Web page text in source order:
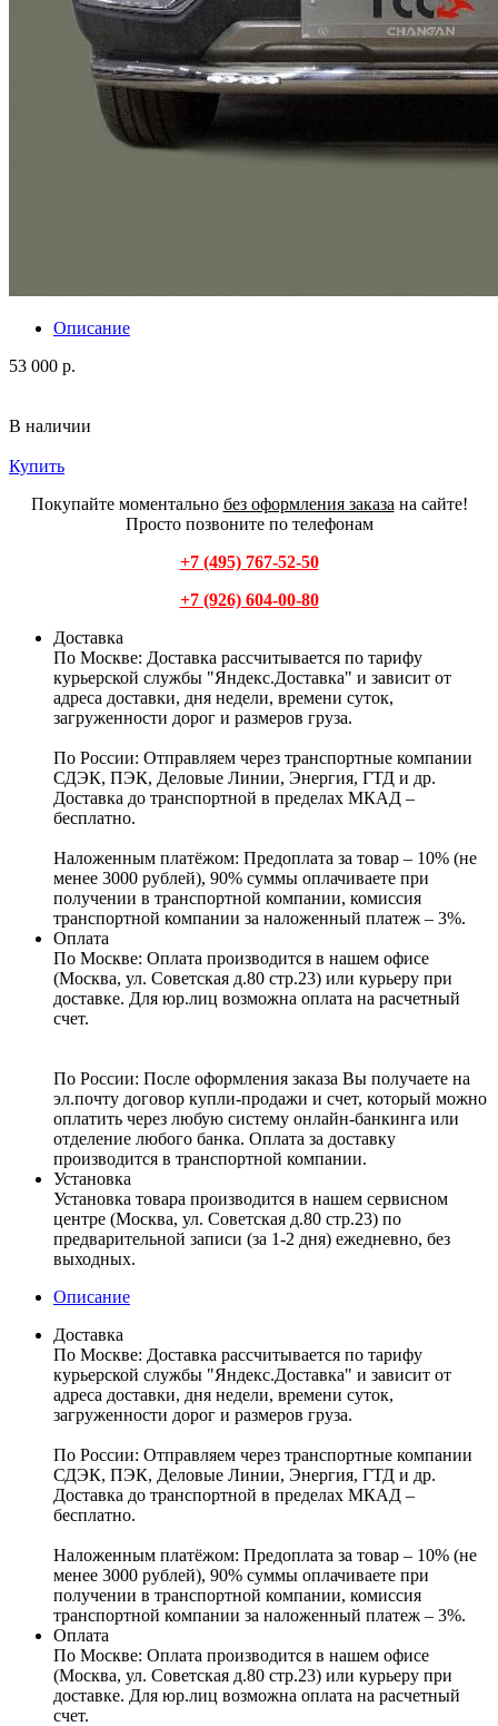
Описание
53 000 р.
В наличии
Купить
Покупайте моментально без оформления заказа на сайте!
Просто позвоните по телефонам
+7 (495) 767-52-50
+7 (926) 604-00-80
Доставка
По Москве: Доставка рассчитывается по тарифу
курьерской службы "Яндекс.Доставка" и зависит от
адреса доставки, дня недели, времени суток,
загруженности дорог и размеров груза.
По России: Отправляем через транспортные компании
СДЭК, ПЭК, Деловые Линии, Энергия, ГТД и др.
Доставка до транспортной в пределах МКАД –
бесплатно.
Наложенным платёжом: Предоплата за товар – 10% (не
менее 3000 рублей), 90% суммы оплачиваете при
получении в транспортной компании, комиссия
транспортной компании за наложенный платеж – 3%.
Оплата
По Москве: Оплата производится в нашем офисе
(Москва, ул. Советская д.80 стр.23) или курьеру при
доставке. Для юр.лиц возможна оплата на расчетный
счет.
По России: После оформления заказа Вы получаете на
эл.почту договор купли-продажи и счет, который можно
оплатить через любую систему онлайн-банкинга или
отделение любого банка. Оплата за доставку
производится в транспортной компании.
Установка
Установка товара производится в нашем сервисном
центре (Москва, ул. Советская д.80 стр.23) по
предварительной записи (за 1-2 дня) ежедневно, без
выходных.
Описание
Доставка
По Москве: Доставка рассчитывается по тарифу
курьерской службы "Яндекс.Доставка" и зависит от
адреса доставки, дня недели, времени суток,
загруженности дорог и размеров груза.
По России: Отправляем через транспортные компании
СДЭК, ПЭК, Деловые Линии, Энергия, ГТД и др.
Доставка до транспортной в пределах МКАД –
бесплатно.
Наложенным платёжом: Предоплата за товар – 10% (не
менее 3000 рублей), 90% суммы оплачиваете при
получении в транспортной компании, комиссия
транспортной компании за наложенный платеж – 3%.
Оплата
По Москве: Оплата производится в нашем офисе
(Москва, ул. Советская д.80 стр.23) или курьеру при
доставке. Для юр.лиц возможна оплата на расчетный
счет.